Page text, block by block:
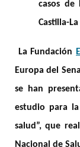
casos de
Castilla-
La Fundación
Europa del
se han
estudio para
salud”, que
Nacional de